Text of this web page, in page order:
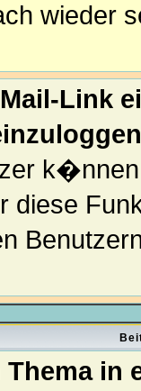
wieder
Link
diese
in